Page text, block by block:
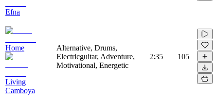
Efna
Home
Living
Camboya
Alternative, Drums,
Electricguitar, Adventure,
Motivational, Energetic
2:35 105